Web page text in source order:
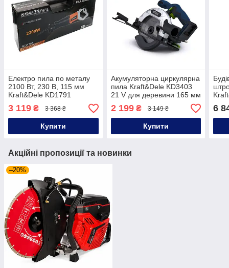
Електро пила по металу
2100 Вт, 230 В, 115 мм
Kraft&Dele KD1791
електрична пила
шабельна
3 119 ₴ 3 368 ₴
Купити
Акумуляторна циркулярна
пила Kraft&Dele KD3403
21 V для деревини 165 мм
2 199₴ 3 149 ₴
Купити
для
6
Акційні пропозиції та новинки
–20%